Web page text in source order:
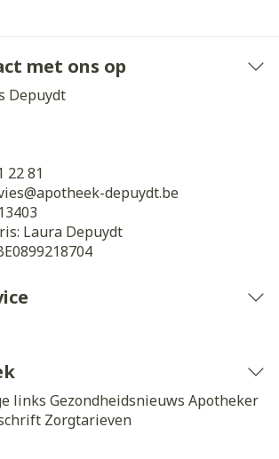
met ons op
Depuydt
22 81
apotheek-depuydt.be
Laura Depuydt
links Gezondheidsnieuws Apotheker
Zorgtarieven